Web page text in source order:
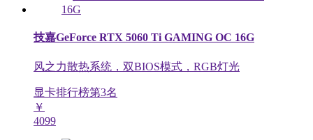
技嘉GeForce RTX 5060 Ti GAMING OC 16G
风之力散热系统，双BIOS模式，RGB灯光
显卡排行榜第3名
￥
4099